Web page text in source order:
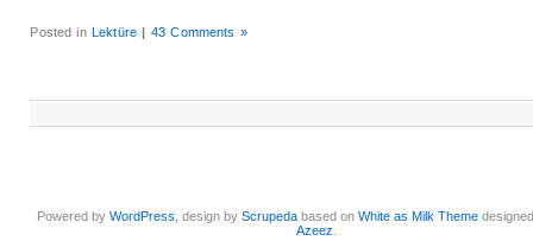
Posted inLektüre | 43 Comments »
Powered byWordPress , design byScrupeda based onWhite as Milk Theme
Azeez